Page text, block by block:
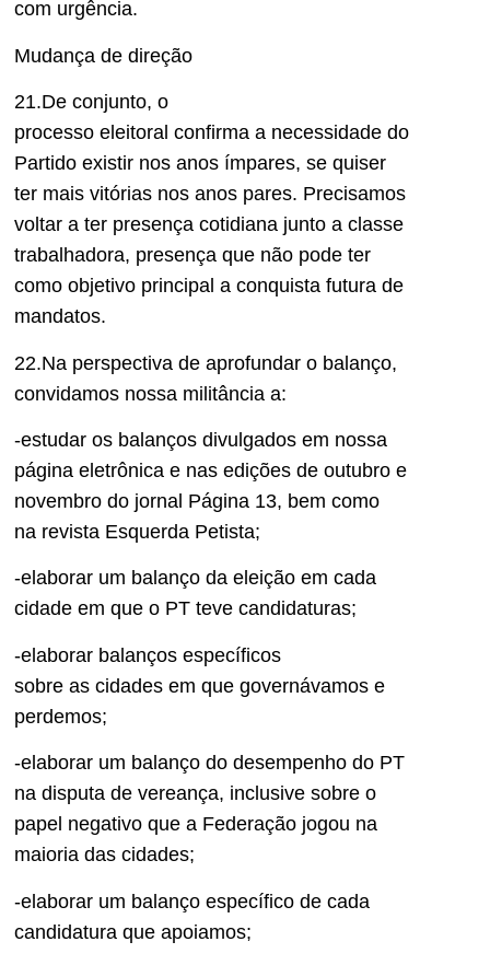
com urgência.
Mudança de direção
21.De conjunto, o
processo e leitoral confirma a necessidade do
Partido existir nos anos ímpares, se quiser
ter mais vitórias nos anos pares. Precisamos
voltar a ter presença cotidiana junto a classe
traba hadora, presença que não pode ter
como objetivo principal a conquista futura de
mandatos.
22.Na perspectiva de aprofundar o balanço,
convidamos nossa militância a:
-estudar os balanços divulgados em nossa
página eletrônica e nas edições de outubro e
novembro do jornal Página 13, bem como
na revista Esquerda Petista;
-elaborar um balanço da eleição em cada
cidade em que o PT teve candidaturas;
-elaborar balanços específicos
sobre as cidades em que governávamos e
perdemos;
-elaborar um balanço do desempenho do PT
na disputa de vereança, inclusive sobre o
papel negativo que a Federação jogou na
maioria das cidades;
-elaborar um balanço específico de cada
candidatura que apoiamos;